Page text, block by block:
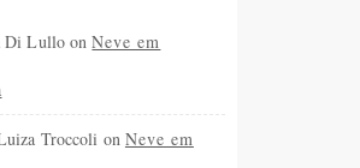
Di Lullo onNeve em
Troccoli on Neve em